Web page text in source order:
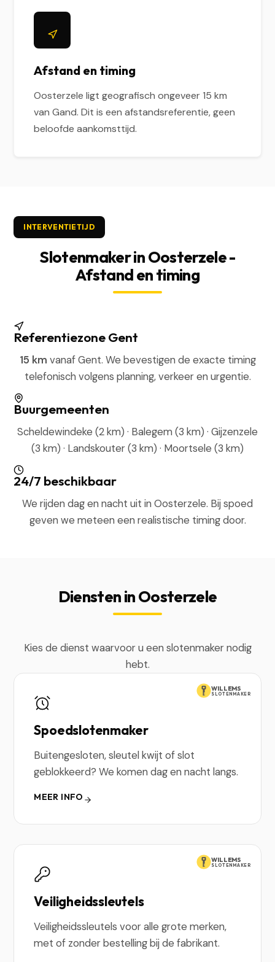
Afstand en timing
Oosterzele ligt geografisch ongeveer 15 km
van Gand. Dit is een afstandsreferentie, geen
beloofde aankomsttijd.
INTERVENTIETIJD
Slotenmaker in Oosterzele -
Afstand en timing
Referentiezone Gent
15 km vanaf Gent. We bevestigen de exacte timing
telefonisch volgens planning, verkeer en urgentie.
Buurgemeenten
Scheldewindeke (2 km) · Balegem (3 km) · Gijzenzele
(3 km) · Landskouter (3 km) · Moortsele (3 km)
24/7 beschikbaar
We rijden dag en nacht uit in Oosterzele. Bij spoed
geven we meteen een realistische timing door.
Diensten in Oosterzele
Kies de dienst waarvoor u een slotenmaker nodig
hebt.
WILLEMS
SLOTENMAKER
Spoedslotenmaker
Buitengesloten, sleutel kwijt of slot
geblokkeerd? We komen dag en nacht langs.
MEER INFO
WILLEMS
SLOTENMAKER
Veiligheidssleutels
Veiligheidssleutels voor alle grote merken,
met of zonder bestelling bij de fabrikant.